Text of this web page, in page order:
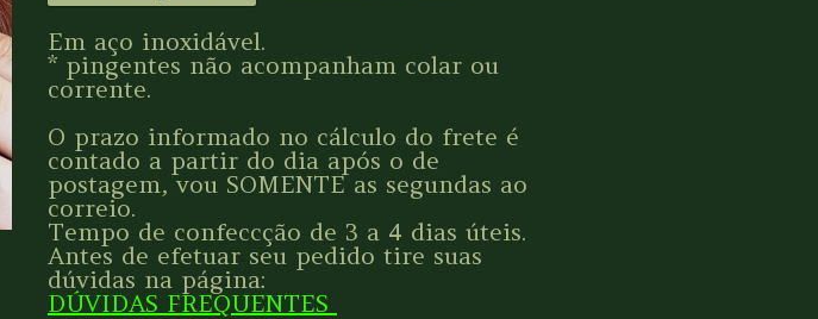
Em aço inoxidável.
* pingentes não acompanham colar ou
corrente.
O prazo informado no cálculo do frete é
contado a partir do dia após o de
postagem, vou SOMENTE as segundas ao
correio.
Tempo de confeccção de 3 a 4 dias úteis.
Antes de efetuar seu pedido tire suas
dúvidas na página:
DÚVIDAS FREQUENTES